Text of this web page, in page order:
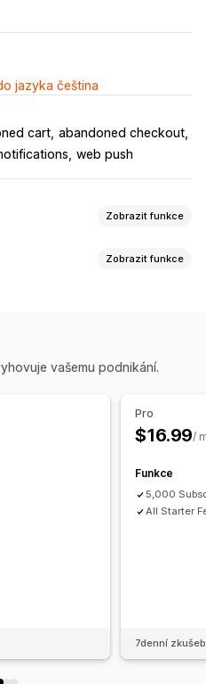
jazyka čeština
cart abandoned checkout
web push
Zobrazit funkce
Zobrazit funkce
vašemu podnikání.
Pro
$16.99/
Funkce
5,000
All Starter
7denní